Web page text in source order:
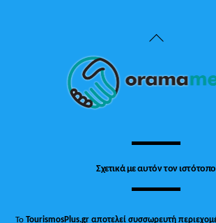
Back
Top
Σχετικά με αυτόν τον ιστότοπο
ΤοTourismosPlus.gr αποτελεί συσσωρευτή